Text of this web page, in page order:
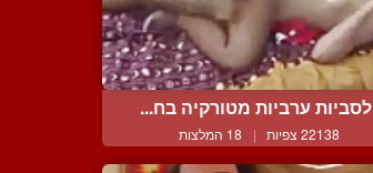
לסביות ערביות מטורקיה בח...
22138 צפיות | 18 המלצות